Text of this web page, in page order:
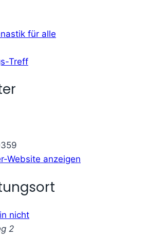
für alle
Treff
Website anzeigen
nicht
2